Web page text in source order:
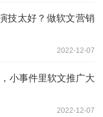
技太好？做软文营销
2022-12-07
小事件里软文推广大
2022-12-07